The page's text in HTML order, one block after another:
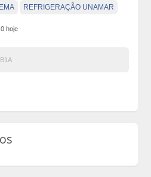
REFRIGERAÇÃO UNAMAR
hoje